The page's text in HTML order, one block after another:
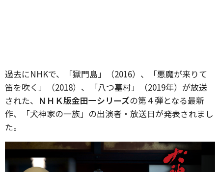
過去にNHKで、「獄門島」（2016）、「悪魔が来りて
笛を吹く」（2018）、「八つ墓村」（2019年）が放送
された、 ＮＨＫ版金田一シリーズの第４弾となる最新
作、「犬神家の一族」の出演者・放送日が発表されまし
た。